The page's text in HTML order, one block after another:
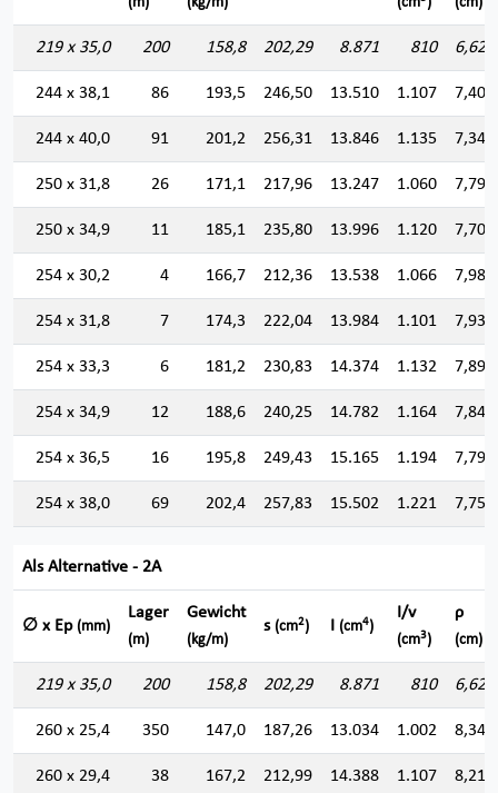
219 x 35,0 200 158,8 202,29 8.871 810 6,622
244 x 38,1 86 193,5 246,50 13.510 1.107 7,403
244 x 40,0 91 201,2 256,31 13.846 1.135 7,349
250 x 31,8 26 171,1 217,96 13.247 1.060 7,795
250 x 34,9 11 185,1 235,80 13.996 1.120 7,704
254 x 30,2 4 166,7 212,36 13.538 1.066 7,984
254 x 31,8 7 174,3 222,04 13.984 1.101 7,935
254 x 33,3 6 181,2 230,83 14.374 1.132 7,891
254 x 34,9 12 188,6 240,25 14.782 1.164 7,843
254 x 36,5 16 195,8 249,43 15.165 1.194 7,797
254 x 38,0 69 202,4 257,83 15.502 1.221 7,754
Als Alternative - 2A
∅ x Ep (mm)
Lager
(m)
Gewicht
(kg/m)
s (cm2) I (cm4)
I/v
(cm3)
ρ
(cm)
219 x 35,0 200 158,8 202,29 8.871 810 6,622
260 x 25,4 350 147,0 187,26 13.034 1.002 8,342
260 x 29,4 38 167,2 212,99 14.388 1.107 8,219